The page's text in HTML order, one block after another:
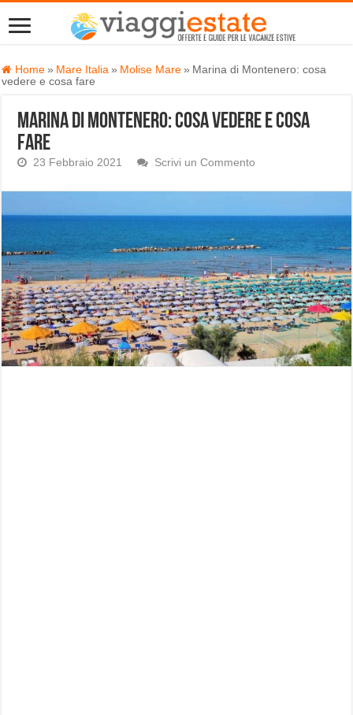
Home » Mare Italia » Molise Mare » Marina di Montenero: cosa
vedere e cosa fare
Marina di Montenero: cosa vedere e cosa
fare
23 Febbraio 2021 Scrivi un Commento